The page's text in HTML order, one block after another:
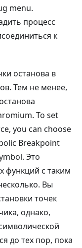
menu.
процесс
к
останова в
Тем не менее,
To set
you can choose
Breakpoint
Это
функций с таким
Вы
точек
однако,
до тех пор, пока